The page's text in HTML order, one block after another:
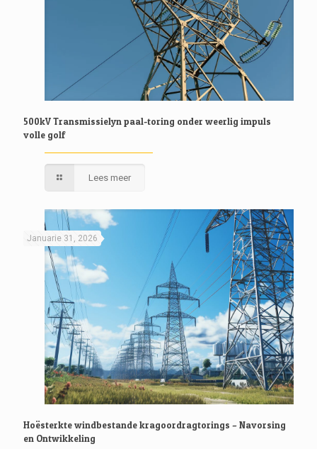
500kV Transmissielyn paal-toring onder weerlig impuls
volle golf
Lees meer
Januarie 31, 2026
Hoësterkte windbestande kragoordragtorings – Navorsing
en Ontwikkeling